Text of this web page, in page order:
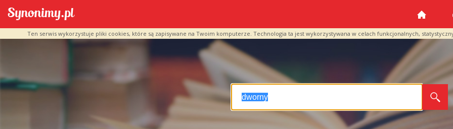
Ten serwis wykorzystuje pliki cookies, które są zapisywane na Twoim komputerze. Technologia ta jest wykorzystywana w celach funkcjonalnych,